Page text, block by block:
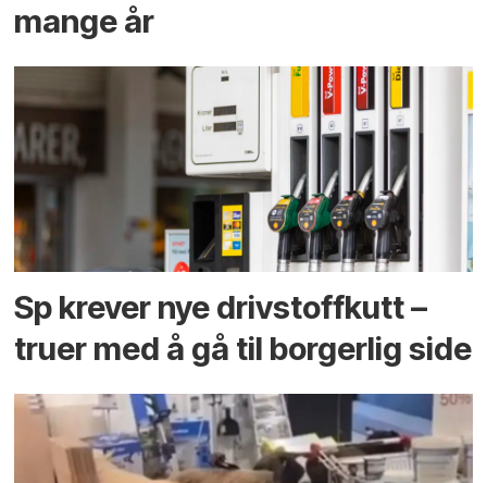
mange år
Sp krever nye drivstoffkutt –
truer med å gå til borgerlig side